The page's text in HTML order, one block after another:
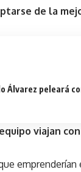
de la
Álvarez peleará
viajan
emprenderían